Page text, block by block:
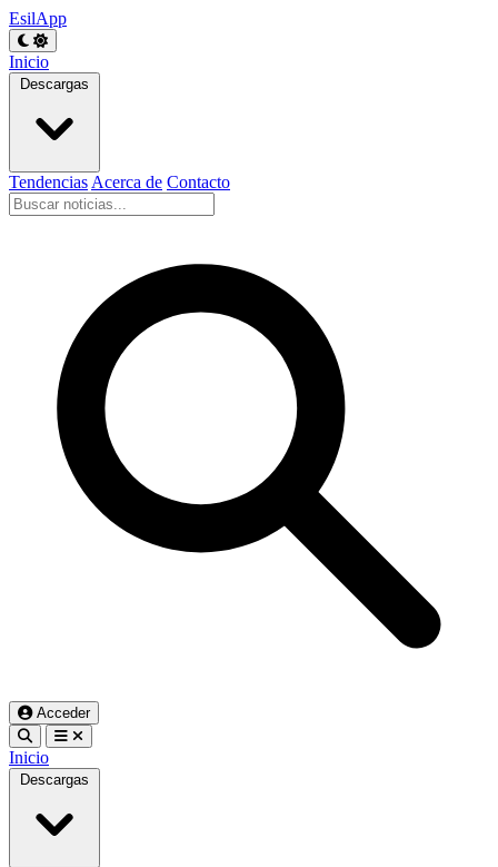
EsilApp
Inicio
Descargas
Tendencias Acerca de Contacto
Acceder
Inicio
Descargas